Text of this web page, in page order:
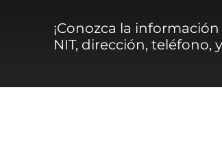
¡Conozca la
NIT, dirección, teléfono,